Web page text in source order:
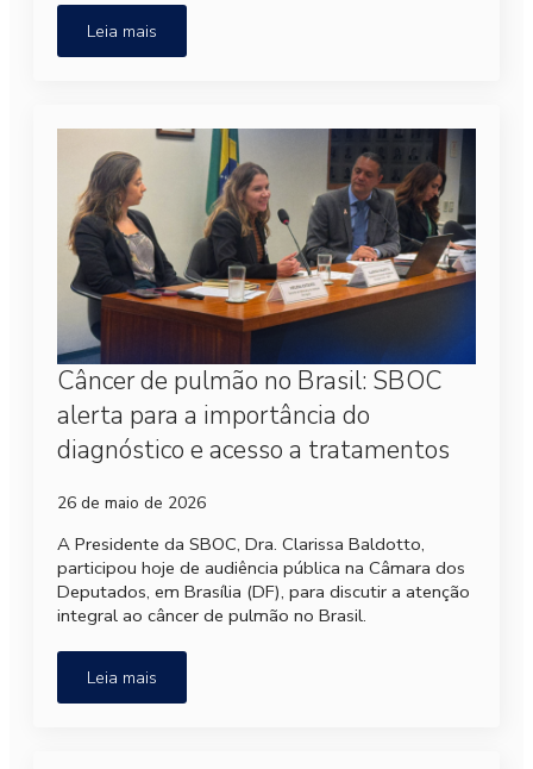
Leia mais
Câncer de pulmão no Brasil: SBOC
alerta para a importância do
diagnóstico e acesso a tratamentos
26 de maio de 2026
A Presidente da SBOC, Dra. Clarissa Baldotto,
participou hoje de audiência pública na Câmara dos
Deputados, em Brasília (DF), para discutir a atenção
integral ao câncer de pulmão no Brasil.
Leia mais